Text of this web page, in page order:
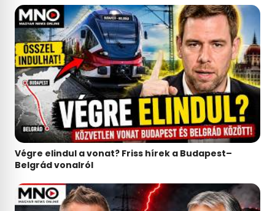
Végre elindul a vonat? Friss hírek a Budapest–
Belgrád vonalról